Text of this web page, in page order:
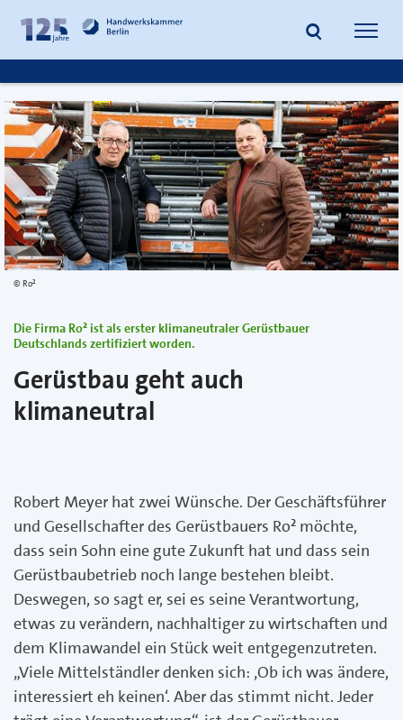
Inhalt
springen
Fußzeile
springen
Suche
Ro²
Die Firma Ro² ist als erster klimaneutraler Gerüstbauer
Deutschlands zertifiziert worden.
Gerüstbau geht auch
klimaneutral
Robert Meyer hat zwei Wünsche. Der Geschäftsführer
und Gesellschafter des Gerüstbauers Ro² möchte,
dass sein Sohn eine gute Zukunft hat und dass sein
Gerüstbaubetrieb noch lange bestehen bleibt.
Deswegen, so sagt er, sei es seine Verantwortung,
etwas zu verändern, nachhaltiger zu wirtschaften und
dem Klimawandel ein Stück weit entgegenzutreten.
„Viele Mittelständler denken sich: ‚Ob ich was ändere,
interessiert eh keinen‘. Aber das stimmt nicht. Jeder